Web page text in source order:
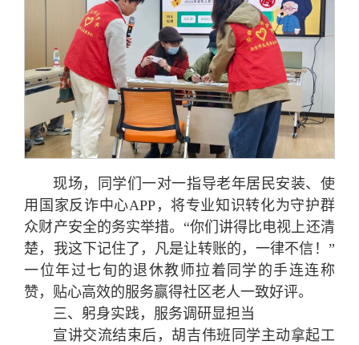
现场，同学们一对一指导老年居民安装、使
用国家反诈中心APP，将专业知识转化为守护群
众财产安全的务实举措。“你们讲得比电视上还清
楚，我这下记住了，凡是让转账的，一律不信！”
一位年过七旬的退休教师拉着同学的手连连称
赞，贴心高效的服务赢得社区老人一致好评。
三、躬身实践，服务调研显担当
宣讲交流结束后，胡吉伟班同学主动拿起工